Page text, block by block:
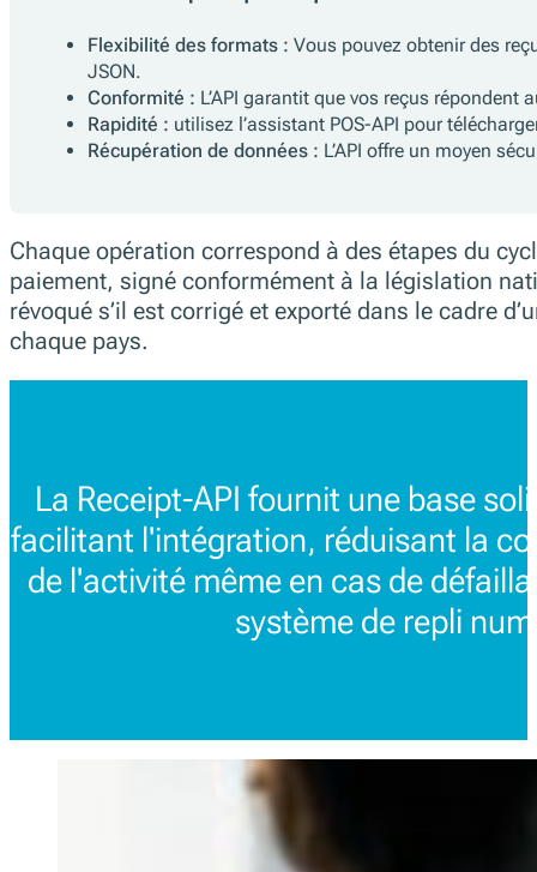
Flexibilité des formats : Vous pouvez obtenir des
JSON.
Conformité : L’API garantit que vos reçus répondent
Rapidité : utilisez l’assistant POS-API pour
Récupération de données : L’API offre un moyen
Chaque opération correspond à des étapes du
paiement, signé conformément à la législation
révoqué s’il est corrigé et exporté dans le cadre
chaque pays.
La Receipt-API fournit une base
facilitant l'intégration, réduisant la
de l'activité même en cas de
système de repli